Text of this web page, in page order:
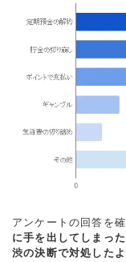
アンケートの回答を
に手を出してしまっ
渋の決断で対処したよ